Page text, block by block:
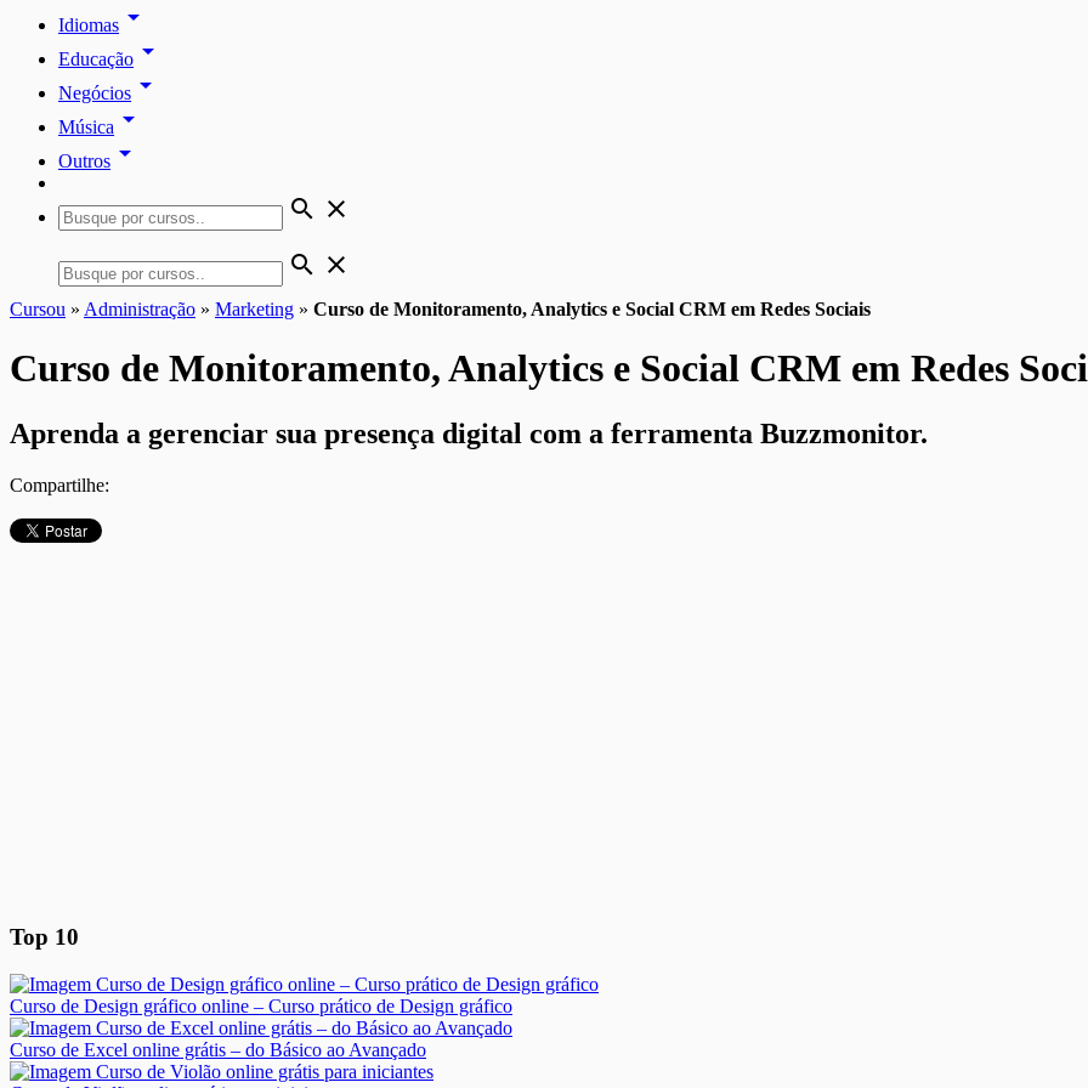
Idiomas arrow_drop_down
Educação arrow_drop_down
Negócios arrow_drop_down
Música arrow_drop_down
Outros arrow_drop_down
search close
search close
Cursou » Administração » Marketing » Curso de Monitoramento, Analytics e Social CRM em Redes Sociais
Curso de Monitoramento, Analytics e Social CRM em Redes
Aprenda a gerenciar sua presença digital com a ferramenta Buzzmonitor.
Compartilhe:
Top 10
Curso de Design gráfico online – Curso prático de Design gráfico
Curso de Excel online grátis – do Básico ao Avançado